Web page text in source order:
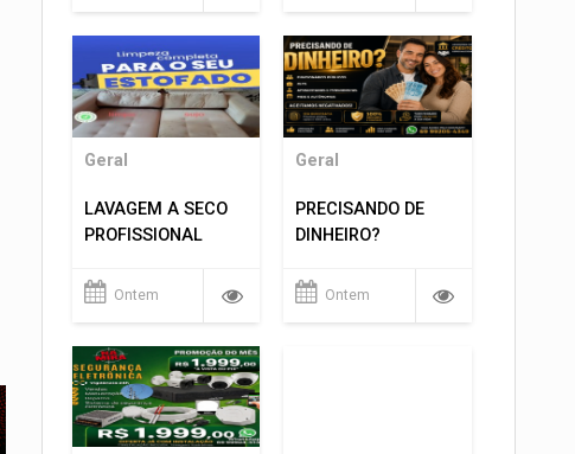
Geral
LAVAGEM A SECO
PROFISSIONAL
Ontem
Geral
PRECISANDO DE
DINHEIRO?
Ontem